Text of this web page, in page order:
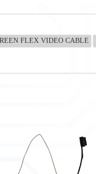
FLEX VIDEO CABLE